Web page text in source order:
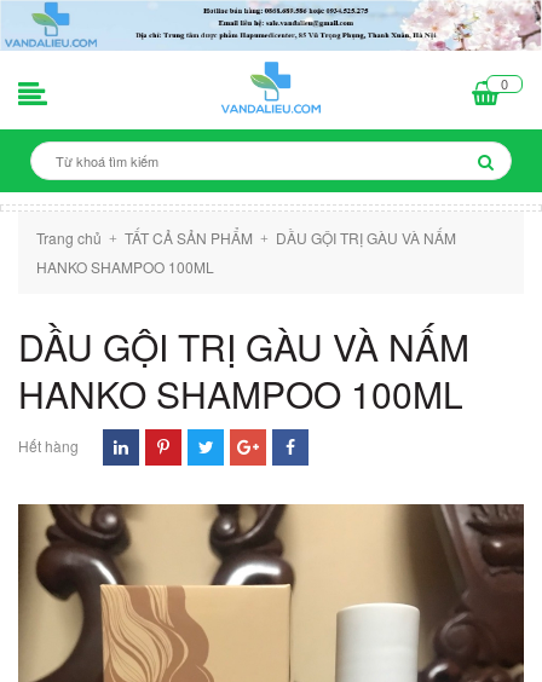
0
Trang chủ + TẤT CẢ SẢN PHẨM +
DẦU GỘI TRỊ GÀU VÀ NẤM
HANKO SHAMPOO 100ML
DẦU GỘI TRỊ GÀU VÀ NẤM
HANKO SHAMPOO 100ML
Hết hàng